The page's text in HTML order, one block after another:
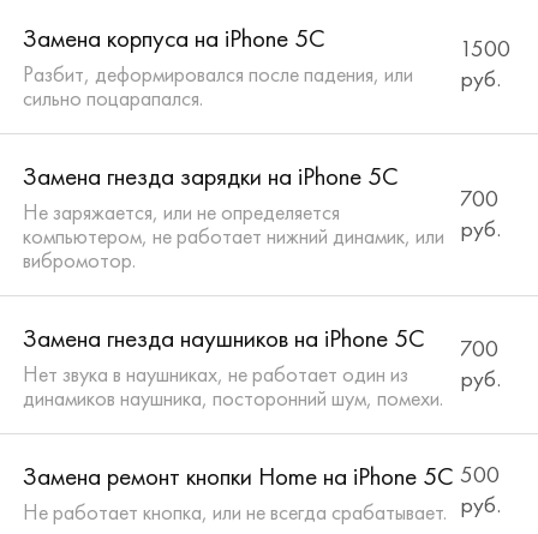
Замена корпуса на iPhone 5C
Разбит, деформировался после падения, или
сильно поцарапался.
1500
руб.
Замена гнезда зарядки на iPhone 5C
Не заряжается, или не определяется
компьютером, не работает нижний динамик, или
вибромотор.
700
руб.
Замена гнезда наушников на iPhone 5C
Нет звука в наушниках, не работает один из
динамиков наушника, посторонний шум, помехи.
700
руб.
Замена ремонт кнопки Home на iPhone 5C
Не работает кнопка, или не всегда срабатывает.
500
руб.